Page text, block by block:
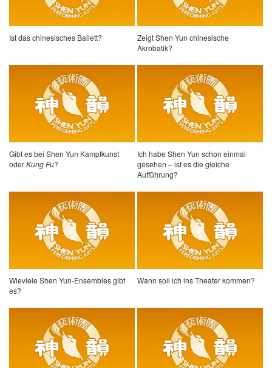
Ist das chinesisches Ballett?
Zeigt Shen Yun chinesische
Akrobatik?
Gibt es bei Shen Yun Kampfkunst
oderKung Fu?
Ich habe Shen Yun schon einmal
gesehen – ist es die gleiche
Aufführung?
Wieviele Shen Yun-Ensembles gibt
es?
Wann soll ich ins Theater kommen?